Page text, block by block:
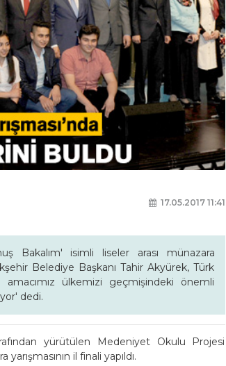
17.05.2017 11:41
Bakalım' isimli liseler arası münazara
Belediye Başkanı Tahir Akyürek, Türk
ülkemizi geçmişindeki önemli
dedi.
yürütülen Medeniyet Okulu Projesi
il finali yapıldı.